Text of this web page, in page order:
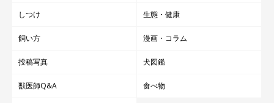
しつけ 生態・健康
飼い方 漫画・コラム
投稿写真 犬図鑑
獣医師Q&A 食べ物